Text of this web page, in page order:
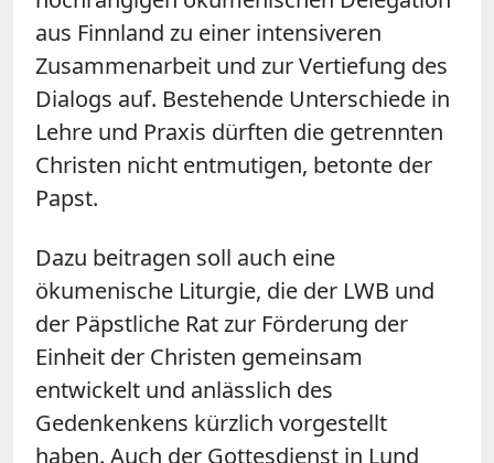
aus Finnland zu einer intensiveren
Zusammenarbeit und zur Vertiefung des
Dialogs auf. Bestehende Unterschiede in
Lehre und Praxis dürften die getrennten
Christen nicht entmutigen, betonte der
Papst.
Dazu beitragen soll auch eine
ökumenische Liturgie, die der LWB und
der Päpstliche Rat zur Förderung der
Einheit der Christen gemeinsam
entwickelt und anlässlich des
Gedenkenkens kürzlich vorgestellt
haben. Auch der Gottesdienst in Lund